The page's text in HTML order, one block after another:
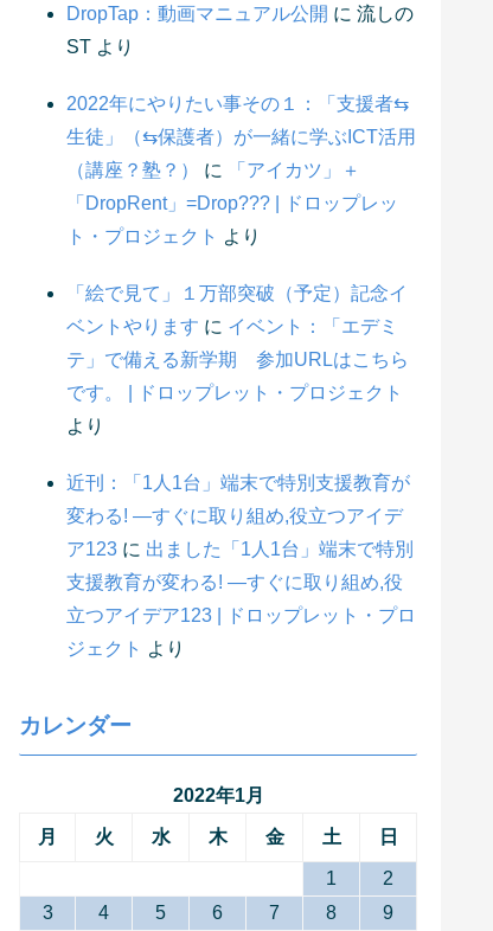
DropTap：動画マニュアル公開 に 流しの
ST より
2022年にやりたい事その１：「支援者⇆
生徒」（⇆保護者）が一緒に学ぶICT活用
（講座？塾？）
に
「アイカツ」＋
「DropRent」=Drop??? | ドロップレッ
ト・プロジェクト より
「絵で見て」１万部突破（予定）記念イ
ベントやります に イベント：「エデミ
テ」で備える新学期 参加URLはこちら
です。 | ドロップレット・プロジェクト
より
近刊：「1人1台」端末で特別支援教育が
変わる! ―すぐに取り組め,役立つアイデ
ア123 に 出ました「1人1台」端末で特別
支援教育が変わる! ―すぐに取り組め,役
立つアイデア123 | ドロップレット・プロ
ジェクト より
カレンダー
2022年1月
月 火 水 木 金 土 日
1
2
3
4 5 6 7 8
9